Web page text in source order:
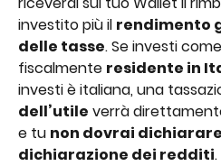
investito più il rendimento
delle tasse. Se investi come
fiscalmente residente in
investi è italiana, una
dell’utile verrà
e tu non dovrai
dichiarazione dei redditi.